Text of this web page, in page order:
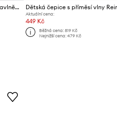
Reima pletená čepice dětská bavlněná Hattara
Aktuální cena:
449 Kč
Běžná cena: 819 Kč
Nejnižší cena: 479 Kč